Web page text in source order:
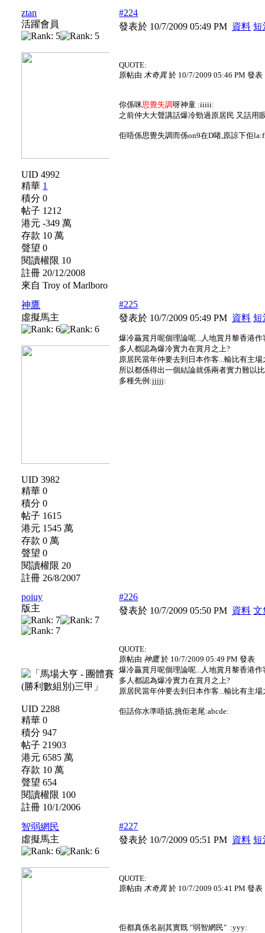
ztan
活躍會員
UID 4992
精華 1
積分 0
帖子 1212
港元 -349 萬
存款 10 萬
聲望 0
閱讀權限 10
註冊 20/12/2008
來自 Troy of Marlboro
#224
發表於 10/7/2009 05:49 PM 資料 短
QUOTE:
原帖由木奇異 於 10/7/2009 05:46 PM 發表
你係咪思覺失調呀神童 :iiiii:
之前仲大大聲講話爆冷勁過原居民 又話
佢唔係思覺失調而係on9在D啫,原諒下佢
神鷹
虛擬馬主
UID 3982
精華 0
積分 0
帖子 1615
港元 1545 萬
存款 0 萬
聲望 0
閱讀權限 20
註冊 26/8/2007
#225
發表於 10/7/2009 05:49 PM 資料 短
爆冷贏賞月呢個理論呢...人地賞月黎香港
多人都認為爆冷實力在賞月之上?
原居民當年仲要去到日本作客...輸比有主
所以都係得出一個結論就係兩者實力難以
多種先例:jjjjj:
poiuy
版主
UID 2288
精華 0
積分 947
帖子 21903
港元 6585 萬
存款 10 萬
聲望 654
閱讀權限 100
註冊 10/1/2006
#226
發表於 10/7/2009 05:50 PM 資料 文
QUOTE:
原帖由 神鷹於 10/7/2009 05:49 PM 發表
爆冷贏賞月呢個理論呢...人地賞月黎香港
多人都認為爆冷實力在賞月之上?
原居民當年仲要去到日本作客...輸比有主場
佢話你水準唔掂,挑佢老尾:abcde:
智弱網民
虛擬馬主
#227
發表於 10/7/2009 05:51 PM 資料 短
QUOTE:
原帖由木奇異 於 10/7/2009 05:41 PM 發表
佢都真係名副其實既 "弱智網民" :yyy: